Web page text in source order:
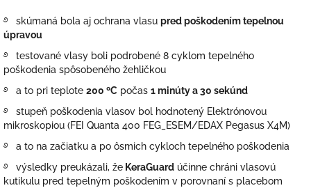
࿔ skúmaná bola aj ochrana vlasu pred poškodením tepelnou
úpravou
࿔ testované vlasy boli podrobené 8 cyklom tepelného
poškodenia spôsobeného žehličkou
࿔ a to pri teplote 200 ºC počas 1 minúty a 30 sekúnd
࿔ stupeň poškodenia vlasov bol hodnotený Elektrónovou
mikroskopiou (FEI Quanta 400 FEG_ESEM/EDAX Pegasus X4M)
࿔ a to na začiatku a po ôsmich cykloch tepelného poškodenia
࿔ výsledky preukázali, že KeraGuard účinne chráni vlasovú
kutikulu pred tepelným poškodením v porovnaní s placebom